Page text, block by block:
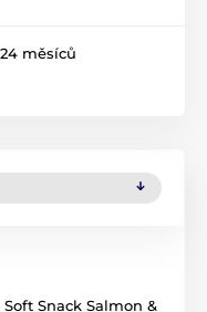
24 měsíců
Snack Salmon &